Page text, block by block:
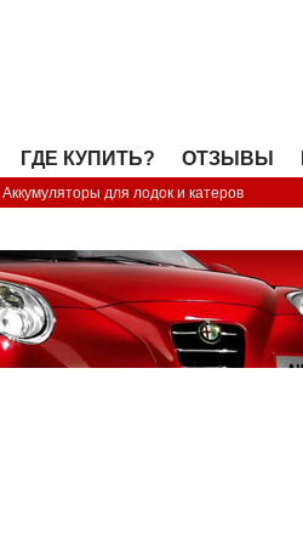
ГДЕ КУПИТЬ? ОТЗЫВЫ
Аккумуляторы для лодок и катеров